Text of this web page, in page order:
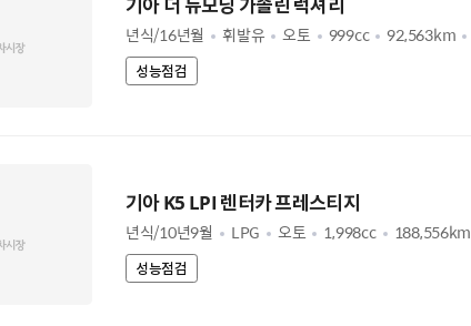
기아 더 뉴모닝 가솔린 럭셔리
년식/16년월 휘발유 오토 999cc 92,563km
성능점검
기아 K5 LPI 렌터카 프레스티지
년식/10년9월 LPG 오토 1,998cc 188,556km
성능점검